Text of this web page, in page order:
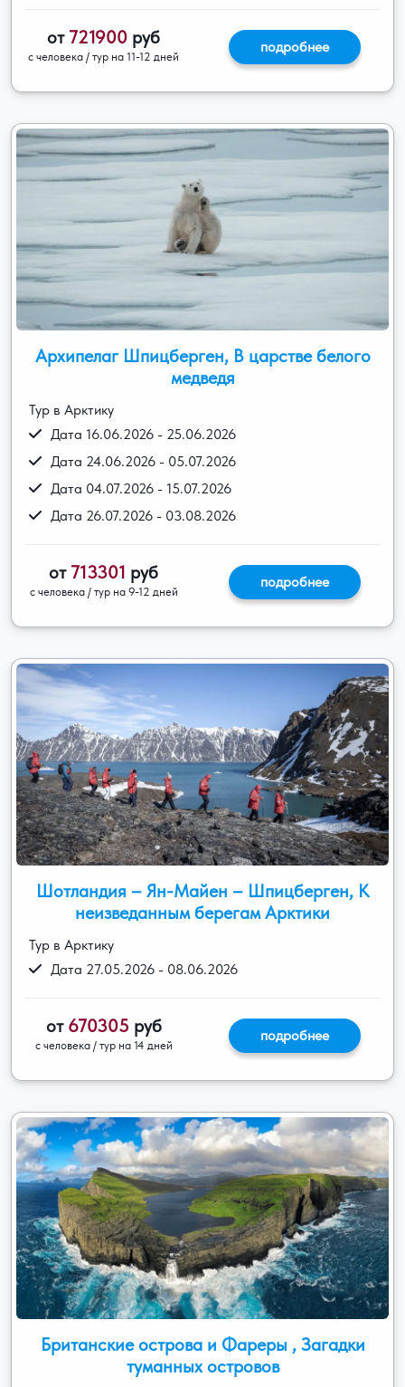
от 721900 руб
с человека / тур на 11-12 дней
подробнее
Архипелаг Шпицберген, В царстве белого
медведя
Тур в Арктику
Дата 16.06.2026 - 25.06.2026
Дата 24.06.2026 - 05.07.2026
Дата 04.07.2026 - 15.07.2026
Дата 26.07.2026 - 03.08.2026
от 713301 руб
с человека / тур на 9-12 дней
подробнее
Шотландия – Ян-Майен – Шпицберген, К
неизведанным берегам Арктики
Тур в Арктику
Дата 27.05.2026 - 08.06.2026
от 670305 руб
с человека / тур на 14 дней
подробнее
Британские острова и Фареры , Загадки
туманных островов